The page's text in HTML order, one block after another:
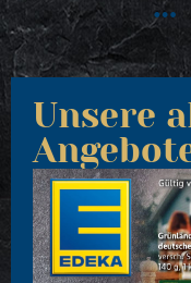
Unsere